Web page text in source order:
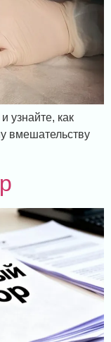
узнайте, как
вмешательству